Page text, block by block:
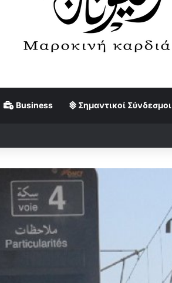
Business Σημαντικοί Σύνδεσμοι